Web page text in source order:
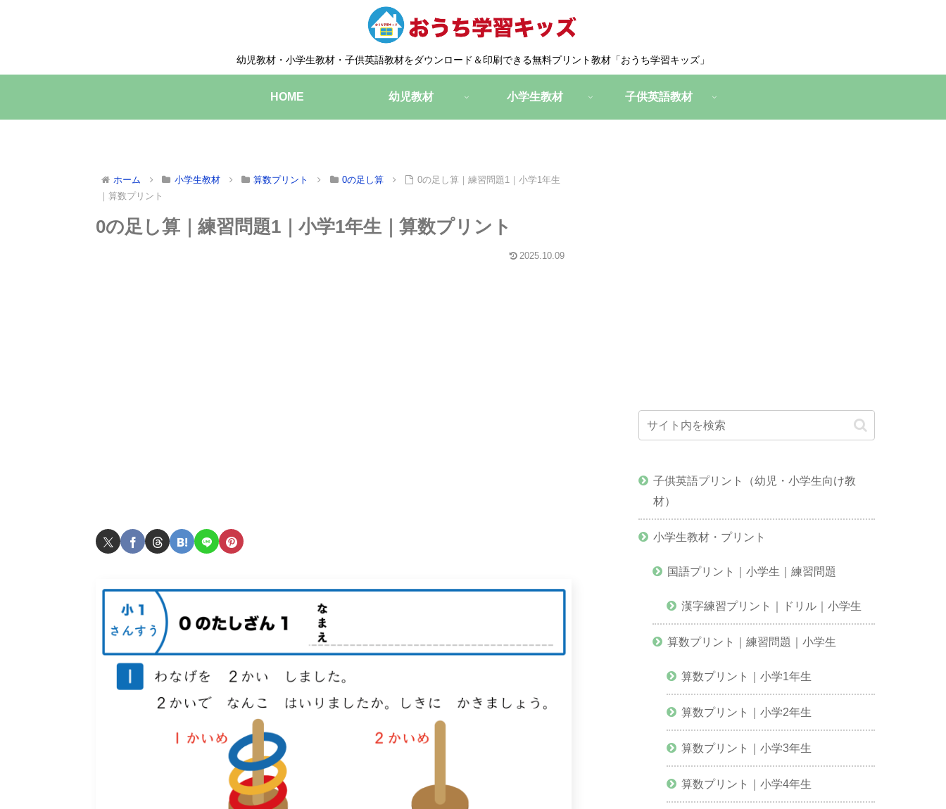
幼児教材・小学生教材・子供英語教材をダウンロード＆印刷できる無料プリント教材「おうち学習キッズ」
HOME 幼児教材 小学生教材 子供英語教材
ホーム 小学生教材 算数プリント 0の足し算
0の足し算｜練習問題1｜小学1年生
｜算数プリント
0の足し算｜練習問題1｜小学1年生｜算数プリント
2025.10.09
子供英語プリント（幼児・小学生向け教
材）
小学生教材・プリント
国語プリント｜小学生｜練習問題
漢字練習プリント｜ドリル｜小学生
算数プリント｜練習問題｜小学生
算数プリント｜小学1年生
算数プリント｜小学2年生
算数プリント｜小学3年生
算数プリント｜小学4年生